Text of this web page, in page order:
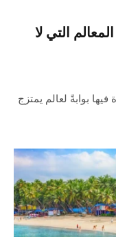
التي لا
بوابةً لعالم يمتزج